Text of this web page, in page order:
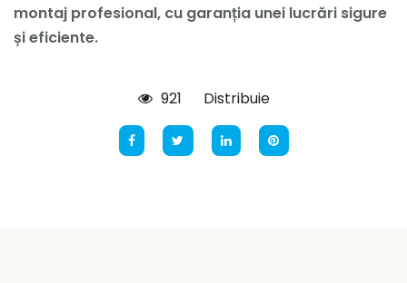
montaj profesional, cu garanția unei lucrări sigure
și eficiente.
921 Distribuie